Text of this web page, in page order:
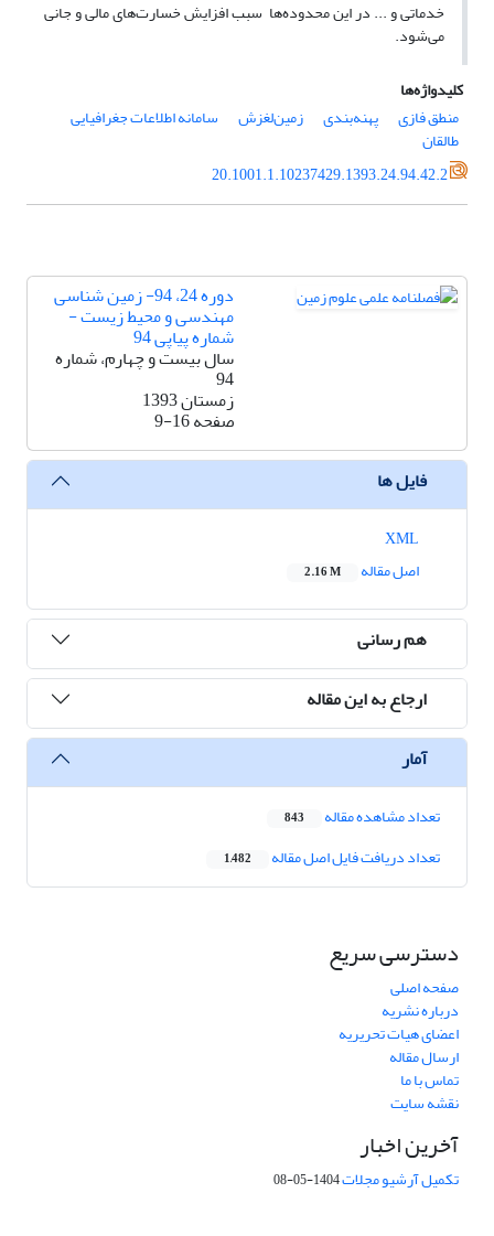
خدماتی و ... در این محدوده‌ها سبب افزایش خسارت‌های مالی و جانی
می‌شود.
کلیدواژه‌ها
منطق فازی
پهنه‌بندی زمین‌لغزش سامانه اطلاعات جغرافیایی
طالقان
20.1001.1.10237429.1393.24.94.42.2
دوره 24، 94- زمین شناسی
مهندسی و محیط زیست -
شماره پیاپی 94
سال بیست و چهارم، شماره
94
زمستان 1393
صفحه9-16
فایل ها
اصل مقاله
2.16 M
هم رسانی
ارجاع به این مقاله
آمار
تعداد مشاهده مقاله 843
تعداد دریافت فایل اصل مقاله 1,482
دسترسی سریع
صفحه اصلی
درباره نشریه
اعضای هیات تحریریه
ارسال مقاله
تماس با ما
نقشه سایت
آخرین اخبار
تکمیل آرشیو مجلات1404-05-08